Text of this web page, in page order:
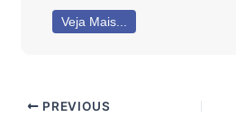
Veja Mais...
PREVIOUS